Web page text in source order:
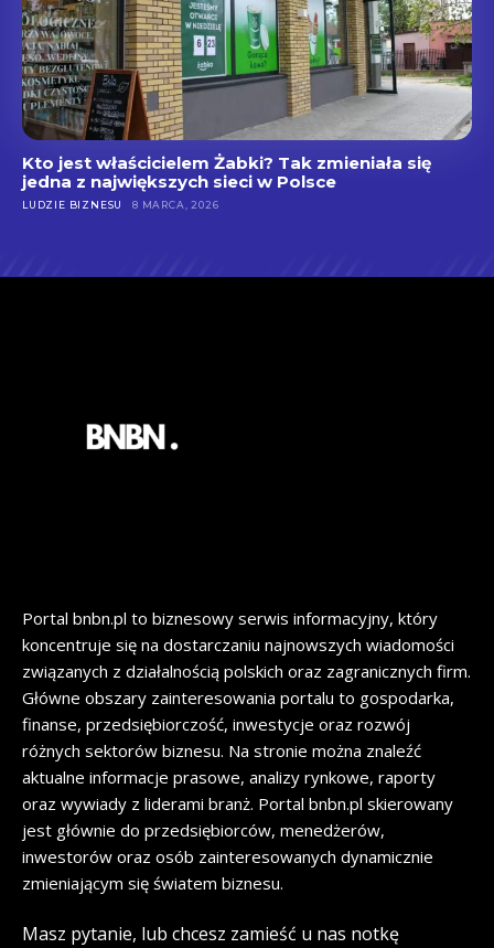
Kto jest właścicielem Żabki? Tak zmieniała się
jedna z największych sieci w Polsce
LUDZIE BIZNESU 8 MARCA, 2026
Portal bnbn.pl to biznesowy serwis informacyjny, który
koncentruje się na dostarczaniu najnowszych wiadomości
związanych z działalnością polskich oraz zagranicznych firm.
Główne obszary zainteresowania portalu to gospodarka,
finanse, przedsiębiorczość, inwestycje oraz rozwój
różnych sektorów biznesu. Na stronie można znaleźć
aktualne informacje prasowe, analizy rynkowe, raporty
oraz wywiady z liderami branż. Portal bnbn.pl skierowany
jest głównie do przedsiębiorców, menedżerów,
inwestorów oraz osób zainteresowanych dynamicznie
zmieniającym się światem biznesu.
Masz pytanie, lub chcesz zamieść u nas notkę